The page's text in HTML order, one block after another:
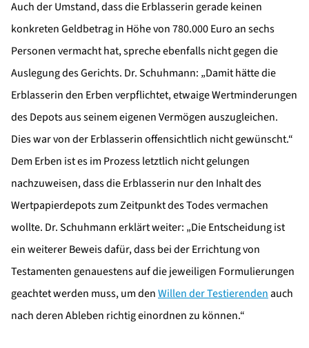
Auch der Umstand, dass die Erblasserin gerade keinen
konkreten Geldbetrag in Höhe von 780.000 Euro an sechs
Personen vermacht hat, spreche ebenfalls nicht gegen die
Auslegung des Gerichts. Dr. Schuhmann: „Damit hätte die
Erblasserin den Erben verpflichtet, etwaige Wertminderungen
des Depots aus seinem eigenen Vermögen auszugleichen.
Dies war von der Erblasserin offensichtlich nicht gewünscht.“
Dem Erben ist es im Prozess letztlich nicht gelungen
nachzuweisen, dass die Erblasserin nur den Inhalt des
Wertpapierdepots zum Zeitpunkt des Todes vermachen
wollte. Dr. Schuhmann erklärt weiter: „Die Entscheidung ist
ein weiterer Beweis dafür, dass bei der Errichtung von
Testamenten genauestens auf die jeweiligen Formulierungen
geachtet werden muss, um denWillen der Testierendenauch
nach deren Ableben richtig einordnen zu können.“